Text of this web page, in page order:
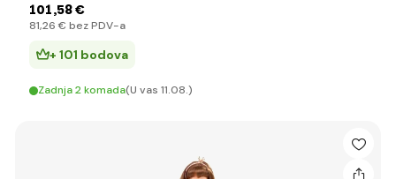
101,58 €
81,26 € bez PDV-a
+ 101 bodova
Zadnja 2 komada(U vas 11.08.)